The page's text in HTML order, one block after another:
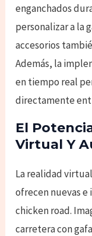
enganchados
personalizar a la
accesorios
Además, la
en tiempo real
directamente
El
Virtual Y
La realidad
ofrecen nuevas
chicken road.
carretera con